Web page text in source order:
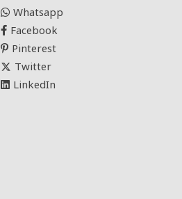
Whatsapp
Facebook
Pinterest
Twitter
LinkedIn